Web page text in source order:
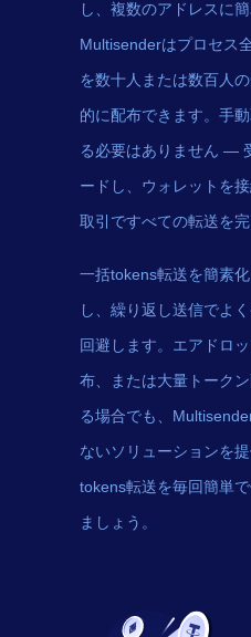
し、複数のアドレスに
Multisenderはプロセス
を数十人または数百人
的に配布できます。手
る必要はありません —
ードし、ウォレットを
取引ですべての転送を完
一括tokens転送を簡素
し、繰り返し送信でよ
回避します。エアドロ
布、または大量トーク
る場合でも、
ないソリューションを
tokens転送を毎回簡単
ましょう。